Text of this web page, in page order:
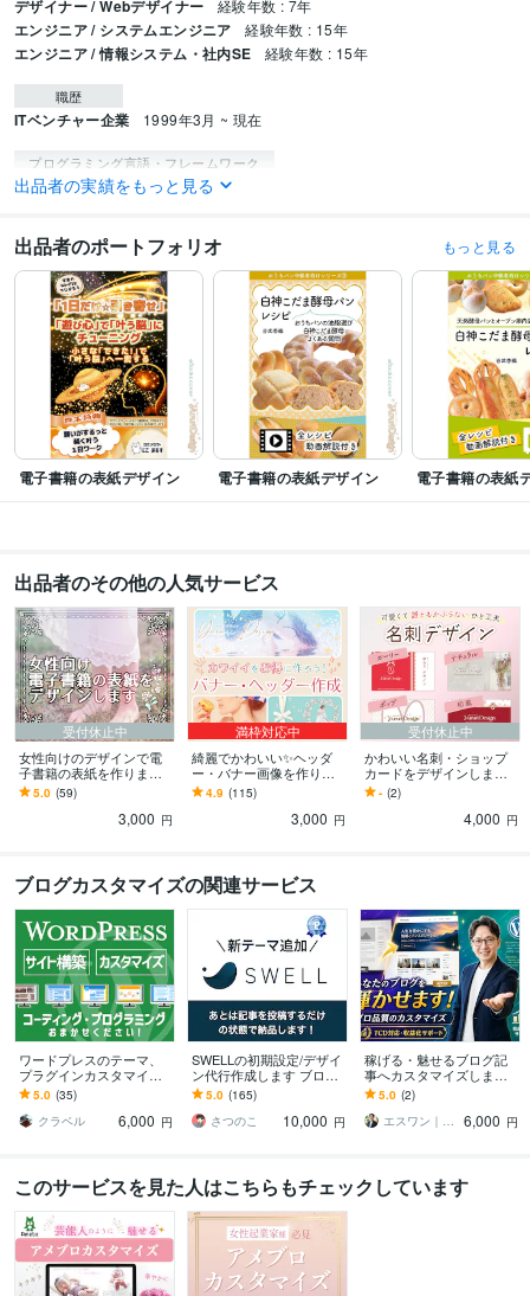
デザイナー / Webデザイナー 経験年数 : 7年
エンジニア / システムエンジニア 経験年数 : 15年
エンジニア / 情報システム・社内SE 経験年数 : 15年
職歴
ITベンチャー企業 1999年3月 ~ 現在
プログラミング言語・フレームワーク
ASP.NET:10年Java:3年
Adobe Photoshop:10年Adobe Illustrator:5年
その他ツール
ASP:15年ColdFusion:2年
得意分野
Web制作・HP作成・EC構築 バナー、ヘッダー、カバー画像の制作 アメ
ブロカスタマイズ サムネイル画像制作 電子書籍の表紙作成
アメブロカスタマイズ ブログデザイン ヘッダー作成 バナー作成
女性向け
大人かわいい
ホームページデザイン SNS画像 kindle 電子書籍
デザイン制作 書籍・カバーデザイン 名刺デザイン チラシデザイン
kindle 電子書籍 ペーパーバック 女性向け 名刺
出品者の実績をもっと見る
出品者のポートフォリオ もっと見る
電子書籍の表紙デザイン 電子書籍の表紙デザイン 電子書籍の表紙
出品者のその他の人気サービス
受付休止中
女性向けのデザインで電
子書籍の表紙を作ります
フェミニンで可愛く優し
いデザインが得意です♪
5.0 (59)
3,000 円
満枠対応中
綺麗でかわいい✨ヘッダ
ー・バナー画像を作りま
す 誰ともかぶらない”空気
感”で、あなたの魅力を引
4.9 (115)
3,000 円
受付休止中
かわいい名刺・ショップ
カードをデザインします
あなたの『かわいい』&
『きれい』を形にしま
- (2)
4,000 円
ブログカスタマイズの関連サービス
ワードプレスのテーマ、
プラグインカスタマイズ
します ご相談無料★公式
サポート対象外もOK！プ
ログラミングはお任せ
5.0 (35)
クラベル
6,000 円
SWELLの初期設定/デザイ
ン代行作成します ブログ
をはじめる方、無料テー
マから移行作業などお任
せください
5.0 (165)
さつのこ
10,000 円
稼げる・魅せるブログ記
事へカスタマイズします
SEO・導線設計・デザイ
ンをプロの視点で最適
化。
5.0 (2)
エスワン｜小さな事業のWeb伴走
6,000 円
このサービスを見た人はこちらもチェックしています